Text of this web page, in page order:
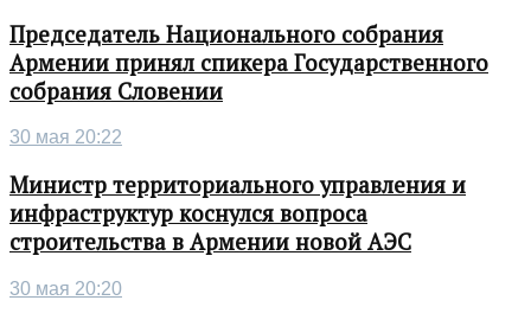
Председатель Национального собрания
Армении принял спикера Государственного
собрания Словении
30 мая 20:22
Министр территориального управления и
инфраструктур коснулся вопроса
строительства в Армении новой АЭС
30 мая 20:20